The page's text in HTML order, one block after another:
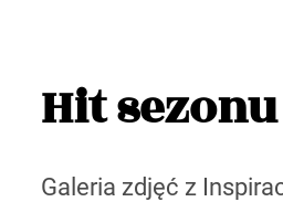
Hit
Galeria zdjęć z